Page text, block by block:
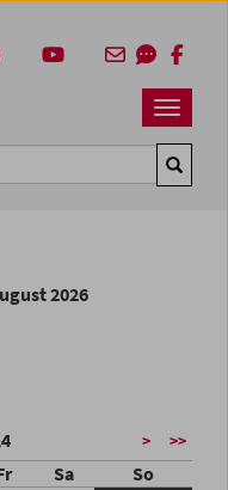
Navbar
2026
> >>
Sa So